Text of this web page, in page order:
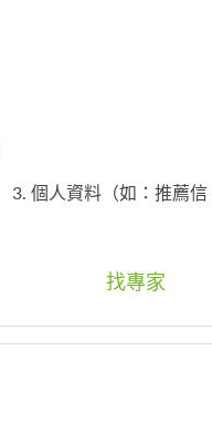
3. 個人資料（如：推薦信
找專家